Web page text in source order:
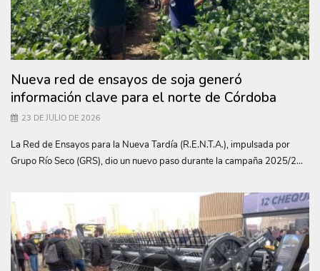
Nueva red de ensayos de soja generó
información clave para el norte de Córdoba
23 DE JULIO DE 2026
La Red de Ensayos para la Nueva Tardía (R.E.N.T.A.), impulsada por
Grupo Río Seco (GRS), dio un nuevo paso durante la campaña 2025/2...